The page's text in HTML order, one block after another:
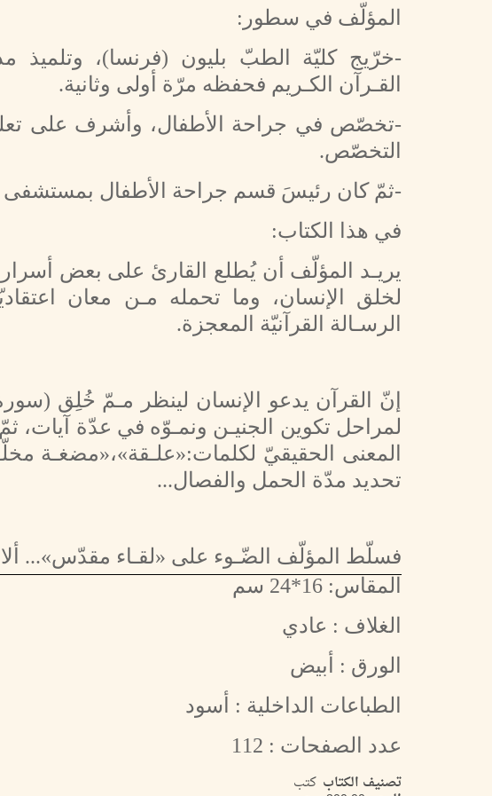
المؤلّف في سطور:
-خرّيج كليّة الطبّ بليون (فرنسا)، وتلميذ
القـرآن الكـريم فحفظه مرّة أولى وثانية.
-تخصّص في جراحة الأطفال، وأشرف على
التخصّص.
-ثمّ كان رئيسَ قسم جراحة الأطفال بمستشفى
في هذا الكتاب:
يريـد المؤلّف أن يُطلع القارئ على بعض أسرار
لخلق الإنسان، وما تحمله مـن معان
الرسـالة القرآنيّة المعجزة.
لمراحل تكوين الجنيـن ونمـوّه في عدّة آيات،
المعنى الحقيقيّ لكلمات:«علـقة»،«مضغـة
تحديد مدّة الحمل والفصال...
فسلّط المؤلّف الضّـوء على «لقـاء مقدّس»... ألا
المقاس: 16*24 سم
الغلاف : عادي
الورق : أبيض
الطباعات الداخلية : أسود
عدد الصفحات : 112
تصنيف الكتاب كتب